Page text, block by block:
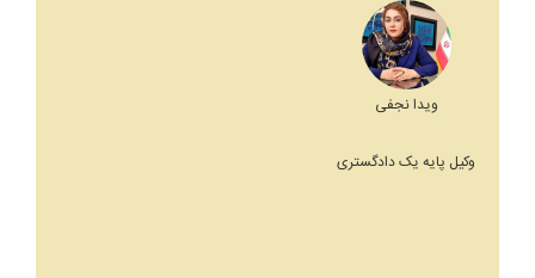
ویدا نجفی
وکیل پایه یک دادگستری